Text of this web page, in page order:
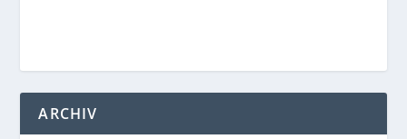
ARCHIV